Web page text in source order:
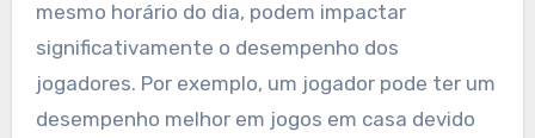
mesmo horário do dia, podem impactar
significativamente o desempenho dos
jogadores. Por exemplo, um jogador pode ter um
desempenho melhor em jogos em casa devido